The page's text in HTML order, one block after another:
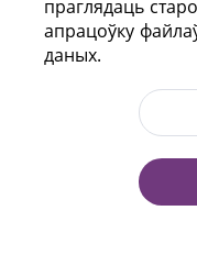
праспект
г. Мiнск,
Тэл.: (+375 17)
праглядаць
апрацоўку
даных.